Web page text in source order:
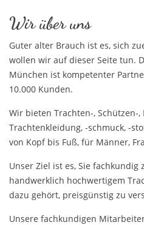
Wir über uns
Guter alter Brauch ist es, sich
wollen wir auf dieser Seite tun.
München ist kompetenter
10.000 Kunden.
Wir bieten Trachten-, Schützen-
Trachtenkleidung, -schmuck, -
von Kopf bis Fuß, für Männer,
Unser Ziel ist es, Sie
handwerklich hochwertigem
dazu gehört, preisgünstig zu
Unsere fachkundigen